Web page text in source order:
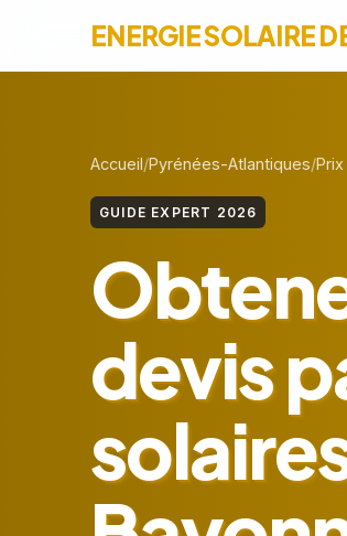
ENERGIE SOLAIRE
Accueil Pyrénées-Atlantiques
GUIDE EXPERT 2026
devis